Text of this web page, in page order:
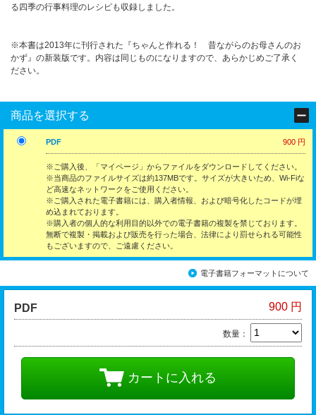
る四季の行事料理のレシピも収録しました。
※本書は2013年に刊行された『ちゃんと作れる！ 昔ながらのお母さんのお
かず』の新装版です。内容は同じものになりますので、あらかじめご了承く
ださい。
商品を選択する
PDF 900 円
※ご購入後、「マイページ」からファイルをダウンロードしてください。
※当商品のファイルサイズは約137MBです。サイズが大きいため、Wi-Fiな
ど高速なネットワークをご使用ください。
※ご購入された電子書籍には、購入者情報、および暗号化したコードが埋
め込まれております。
※購入者の個人的な利用目的以外での電子書籍の複製を禁じております。
無断で複製・掲載および販売を行った場合、法律により罰せられる可能性
もございますので、ご遠慮ください。
電子書籍フォーマットについて
PDF 900 円
数量：
カートに入れる